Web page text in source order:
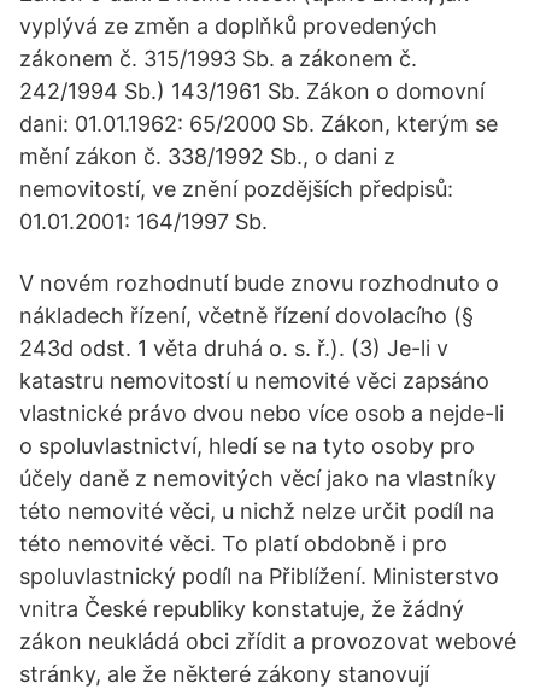
vyplývá ze změn a doplňků provedených
zákonem č. 315/1993 Sb. a zákonem č.
242/1994 Sb.) 143/1961 Sb. Zákon o domovní
dani: 01.01.1962: 65/2000 Sb. Zákon, kterým se
mění zákon č. 338/1992 Sb., o dani z
nemovitostí, ve znění pozdějších předpisů:
01.01.2001: 164/1997 Sb.
V novém rozhodnutí bude znovu rozhodnuto o
nákladech řízení, včetně řízení dovolacího (§
243d odst. 1 věta druhá o. s. ř.). (3) Je-li v
katastru nemovitostí u nemovité věci zapsáno
vlastnické právo dvou nebo více osob a nejde-li
o spoluvlastnictví, hledí se na tyto osoby pro
účely daně z nemovitých věcí jako na vlastníky
této nemovité věci, u nichž nelze určit podíl na
této nemovité věci. To platí obdobně i pro
spoluvlastnický podíl na Přiblížení. Ministerstvo
vnitra České republiky konstatuje, že žádný
zákon neukládá obci zřídit a provozovat webové
stránky, ale že některé zákony stanovují